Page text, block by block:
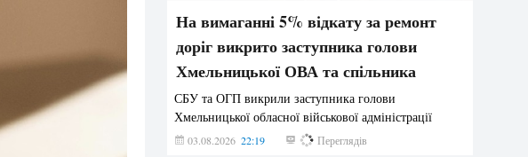
На вимаганні 5% відкату за ремонт
доріг викрито заступника голови
Хмельницької ОВА та спільника
СБУ та ОГП викрили заступника голови
Хмельницької обласної військової адміністрації
03.08.2026 22:19 853 Переглядів